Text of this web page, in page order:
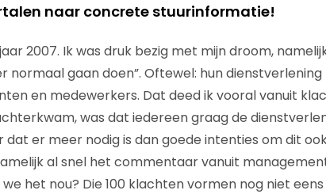
naar concrete stuurinformatie!
2007. Ik was druk bezig met mijn droom,
normaal gaan doen”. Oftewel: hun
en medewerkers. Dat deed ik vooral vanuit
was dat iedereen graag de
er meer nodig is dan goede intenties om dit
al snel het commentaar vanuit
het nou? Die 100 klachten vormen nog niet